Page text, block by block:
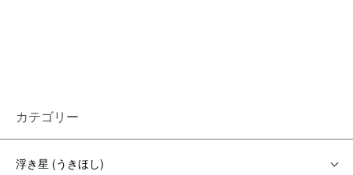
カテゴリー
浮き星 (うきほし)